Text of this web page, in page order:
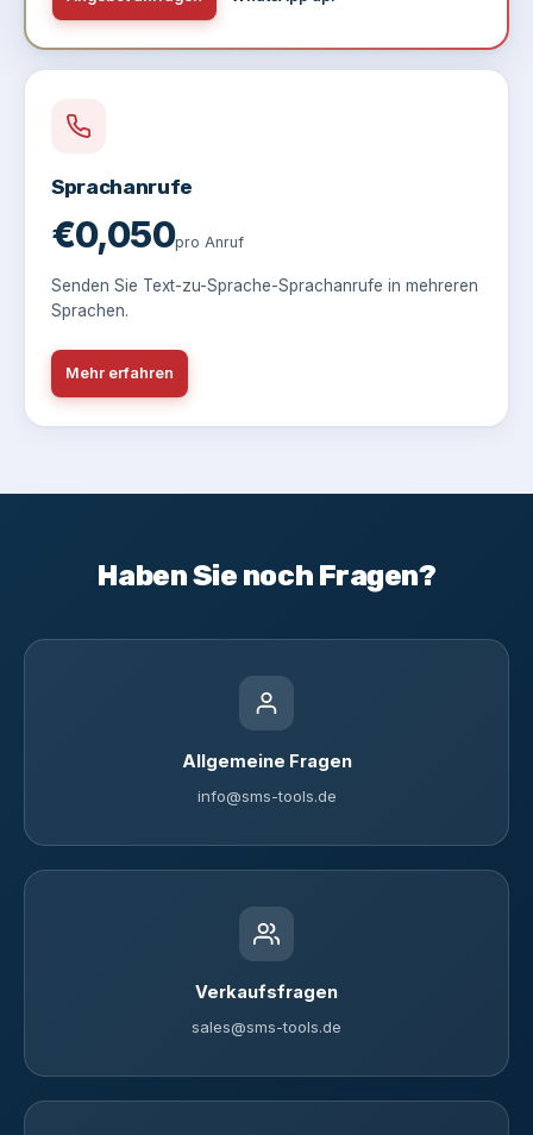
Sprachanrufe
€0,050pro Anruf
Senden Sie Text-zu-Sprache-Sprachanrufe in mehreren
Sprachen.
Mehr erfahren
Haben Sie noch Fragen?
Allgemeine Fragen
info@sms-tools.de
Verkaufsfragen
sales@sms-tools.de